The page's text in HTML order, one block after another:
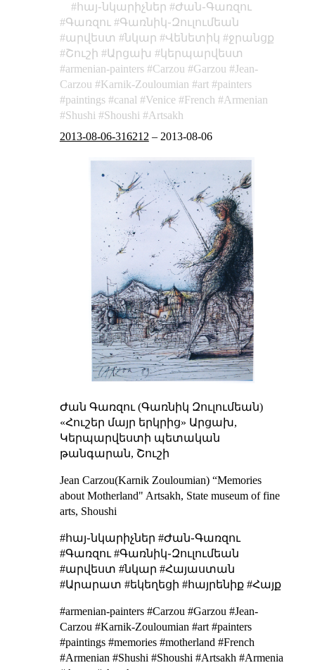
հայ֊նկարիչներ
Ժան֊Գառզու
Գառզու
Գառնիկ֊Զուլումեան
արվեստ
նկար Վենետիկ
ջրանցք
Շուշի
Արցախ
կերպարվեստ
armenian-painters
Carzou Garzou
Jean-
Carzou
Karnik-Zouloumian art
painters
paintings
canal Venice French
Armenian
Shushi
Shoushi
Artsakh
2013-08-06-316212 – 2013-08-06
Ժան Գառզու (Գառնիկ Զուլումեան)
«Հուշեր մայր երկրից» Արցախ,
Կերպարվեստի պետական
թանգարան, Շուշի
Jean Carzou(Karnik Zouloumian)“Memories
about Motherland" Artsakh, State museum of fine
arts, Shoushi
#հայ֊նկարիչներ #Ժան֊Գառզու
#Գառզու #Գառնիկ֊Զուլումեան
#արվեստ #նկար #Հայաստան
#Արարատ #եկեղեցի #հայրենիք #Հայք
#armenian-painters #Carzou #Garzou #Jean-
Carzou #Karnik-Zouloumian #art #painters
#paintings #memories #motherland #French
#Armenian #Shushi #Shoushi #Artsakh #Armenia